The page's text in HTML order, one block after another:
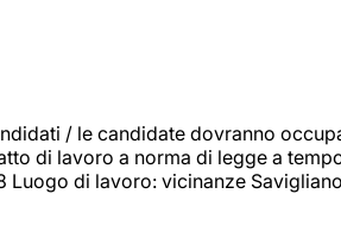
/ le candidate dovranno
di lavoro a norma di legge a
Luogo di lavoro: vicinanze